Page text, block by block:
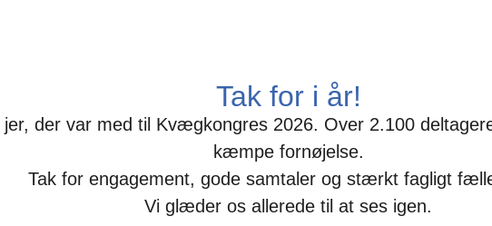
Tak for i år!
jer, der var med til Kvægkongres 2026. Over 2.100
kæmpe fornøjelse.
Tak for engagement, gode samtaler og stærkt fagligt
Vi glæder os allerede til at ses igen.